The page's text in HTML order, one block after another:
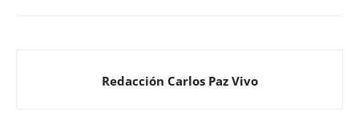
Redacción Carlos Paz Vivo